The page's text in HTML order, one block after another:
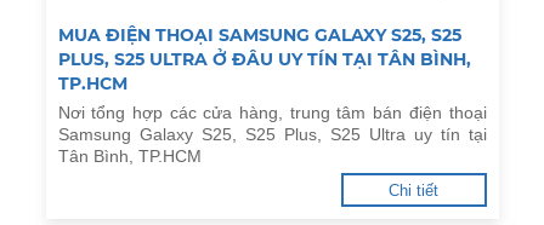
MUA ĐIỆN THOẠI SAMSUNG GALAXY S25, S25
PLUS, S25 ULTRA Ở ĐÂU UY TÍN TẠI TÂN BÌNH,
TP.HCM
Nơi tổng hợp các cửa hàng, trung tâm bán điện thoại
Samsung Galaxy S25, S25 Plus, S25 Ultra uy tín tại
Tân Bình, TP.HCM
Chi tiết